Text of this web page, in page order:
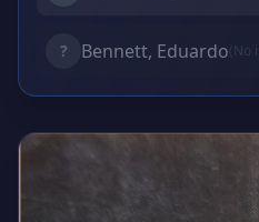
? Bennett, Eduardo(No